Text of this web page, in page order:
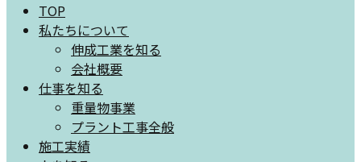
TOP
私たちについて
伸成工業を知る
会社概要
仕事を知る
重量物事業
プラント工事全般
施工実績